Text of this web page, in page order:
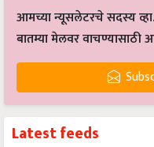
आमच्या न्यूसलेटरचे सदस्य
बातम्या मेलवर वाचण्यासाठी
Latest feeds